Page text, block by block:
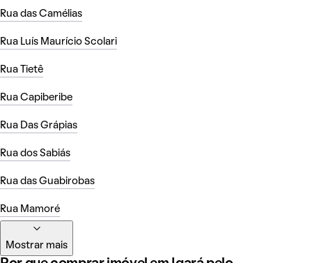
Rua das Camélias
Rua Luís Maurício Scolari
Rua Tietê
Rua Capiberibe
Rua Das Grápias
Rua dos Sabiás
Rua das Guabirobas
Rua Mamoré
Mostrar mais